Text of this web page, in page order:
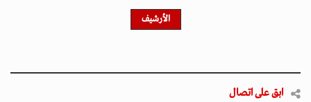
الأرشيف
ابق على اتصال